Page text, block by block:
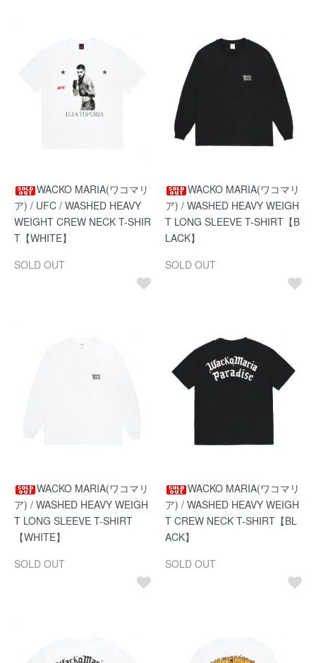
WACKO MARIA(ワコマリ
ア) / UFC / WASHED HEAVY
WEIGHT CREW NECK T-SHIR
T【WHITE】
SOLD OUT
WACKO MARIA(ワコマリ
ア) / WASHED HEAVY WEIGH
T LONG SLEEVE T-SHIRT【B
LACK】
SOLD OUT
WACKO MARIA(ワコマリ
ア) / WASHED HEAVY WEIGH
T LONG SLEEVE T-SHIRT
【WHITE】
SOLD OUT
WACKO MARIA(ワコマリ
ア) / WASHED HEAVY WEIGH
T CREW NECK T-SHIRT【BL
ACK】
SOLD OUT